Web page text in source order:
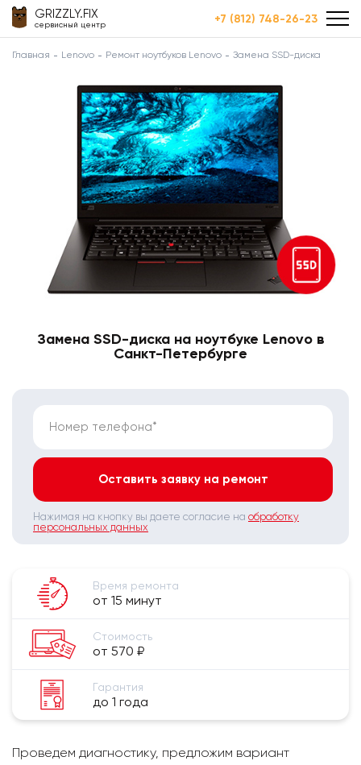
GRIZZLY.FIX
сервисный центр +7 (812) 748-26-23
Главная Lenovo Ремонт ноутбуков Lenovo Замена SSD-диска
Замена SSD-диска на ноутбуке Lenovo в
Санкт-Петербурге
Номер телефона*
Оставить заявку на ремонт
Нажимая на кнопку вы даете согласие на обработку
персональных данных
Время ремонта
от 15 минут
Стоимость
от 570 ₽
Гарантия
до 1 года
Проведем диагностику, предложим вариант